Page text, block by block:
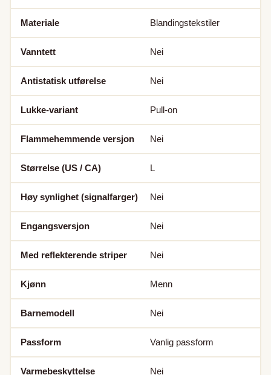
Materiale Blandingstekstiler
Vanntett Nei
Antistatisk utførelse Nei
Lukke-variant Pull-on
Flammehemmende versjon Nei
Størrelse (US / CA) L
Høy synlighet (signalfarger) Nei
Engangsversjon Nei
Med reflekterende striper Nei
Kjønn Menn
Barnemodell Nei
Passform Vanlig passform
Varmebeskyttelse Nei